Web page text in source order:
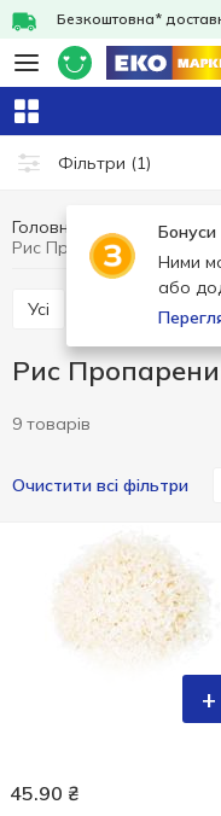
Безкоштовна*
Фільтри (1)
Бонуси
Ними
або
Головна Бакалія
Рис Пропарений
Усі Гречана крупа
Рис
9 товарів
Очистити всі фільтри
+
45.90 ₴